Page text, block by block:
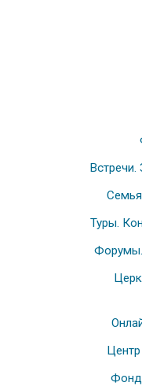
Встречи.
Туры.
Фонд